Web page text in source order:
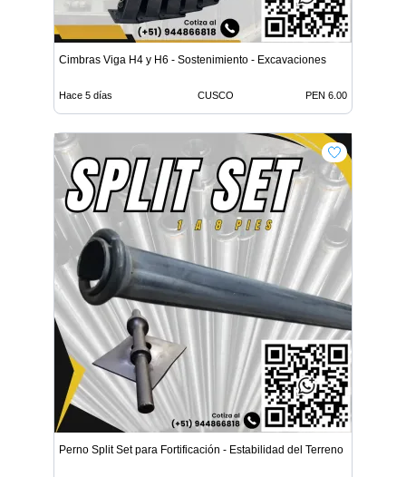
Cimbras Viga H4 y H6 - Sostenimiento - Excavaciones
Hace 5 días CUSCO PEN 6.00
Perno Split Set para Fortificación - Estabilidad del Terreno